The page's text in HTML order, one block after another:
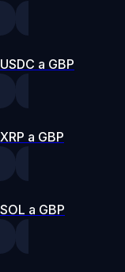
USDC a GBP
XRP a GBP
SOL a GBP